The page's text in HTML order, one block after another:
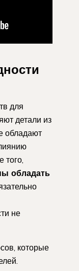
для
детали из
обладают
обладать
не
которые